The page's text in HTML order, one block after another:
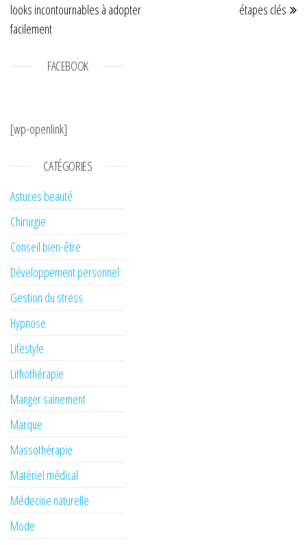
looks incontournables à adopter
facilement
étapes clés
FACEBOOK
[wp-openlink]
CATÉGORIES
Astuces beauté
Chirurgie
Conseil bien-être
Développement personnel
Gestion du stress
Hypnose
Lifestyle
Lithothérapie
Manger sainement
Marque
Massothérapie
Matériel médical
Médecine naturelle
Mode